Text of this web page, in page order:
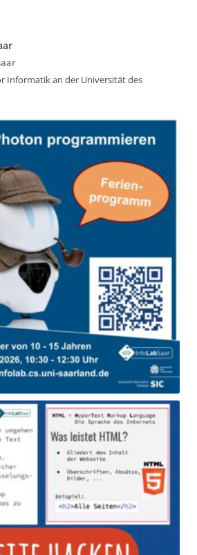
Informatik an der Universität des